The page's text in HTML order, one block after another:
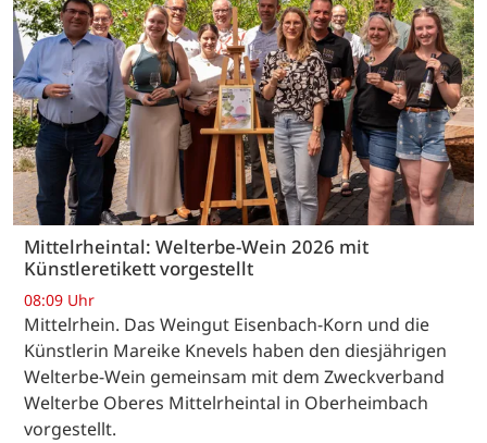
Mittelrheintal: Welterbe-Wein 2026 mit
Künstleretikett vorgestellt
08:09 Uhr
Mittelrhein. Das Weingut Eisenbach-Korn und die
Künstlerin Mareike Knevels haben den diesjährigen
Welterbe-Wein gemeinsam mit dem Zweckverband
Welterbe Oberes Mittelrheintal in Oberheimbach
vorgestellt.